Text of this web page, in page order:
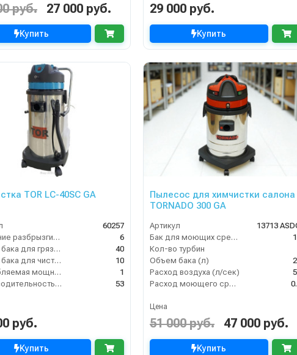
руб. 27 000 руб.
Купить
29 000 руб.
Купить
TOR LC-40SC GA
60257
Давление разбрызгивания (бар)
6
Объем бака для грязной воды, л
40
Объем бака для чистой воды, л
10
Потребляемая мощность (кВт)
1
Производительность (л/ч)
53
руб.
Купить
Пылесос для химчистки салона
TORNADO 300 GA
Артикул
13713
Бак для моющих средств
Кол-во турбин
Объем бака (л)
Расход воздуха (л/сек)
Расход моющего средства
Цена
51 000 руб. 47 000 руб.
Купить